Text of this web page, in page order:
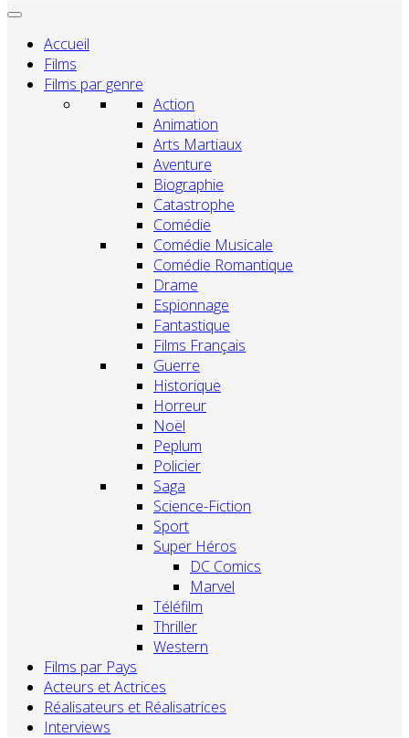
Accueil
Films
Films par genre
Action
Animation
Arts Martiaux
Aventure
Biographie
Catastrophe
Comédie
Comédie Musicale
Comédie Romantique
Drame
Espionnage
Fantastique
Films Français
Guerre
Historique
Horreur
Noël
Peplum
Policier
Saga
Science-Fiction
Sport
Super Héros
DC Comics
Marvel
Téléfilm
Thriller
Western
Films par Pays
Acteurs et Actrices
Réalisateurs et Réalisatrices
Interviews